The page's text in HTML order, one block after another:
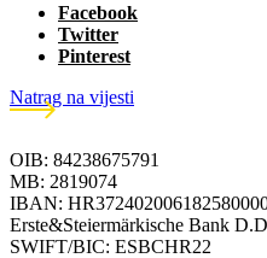
Facebook
Twitter
Pinterest
Natrag na vijesti
OIB: 84238675791
MB: 2819074
IBAN:
Erste&Steiermärkische Bank
SWIFT/BIC: ESBCHR22